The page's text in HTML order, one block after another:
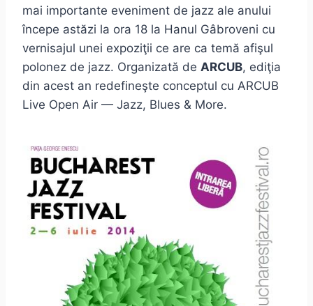
mai importante eveniment de jazz ale anului
începe astăzi la ora 18 la Hanul Gâbroveni cu
vernisajul unei expoziţii ce are ca temă afişul
polonez de jazz. Organizată de ARCUB, ediţia
din acest an redefineşte conceptul cu ARCUB
Live Open Air — Jazz, Blues & More.